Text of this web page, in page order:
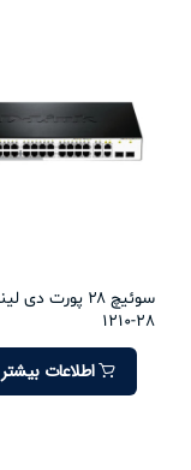
1210-28
اطلاعات بیشتر